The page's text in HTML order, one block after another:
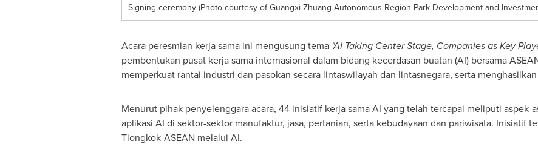
Signing ceremony (Photo courtesy of Guangxi Zhuang Autonomous Region Park Development and
Acara peresmian kerja sama ini mengusung tema "AI Taking Center Stage, Companies as Key
pembentukan pusat kerja sama internasional dalam bidang kecerdasan buatan (AI) bersama
memperkuat rantai industri dan pasokan secara lintaswilayah dan lintasnegara, serta
Menurut pihak penyelenggara acara, 44 inisiatif kerja sama AI yang telah tercapai meliputi
aplikasi AI di sektor-sektor manufaktur, jasa, pertanian, serta kebudayaan dan pariwisata. Inisiatif
Tiongkok-ASEAN melalui AI.